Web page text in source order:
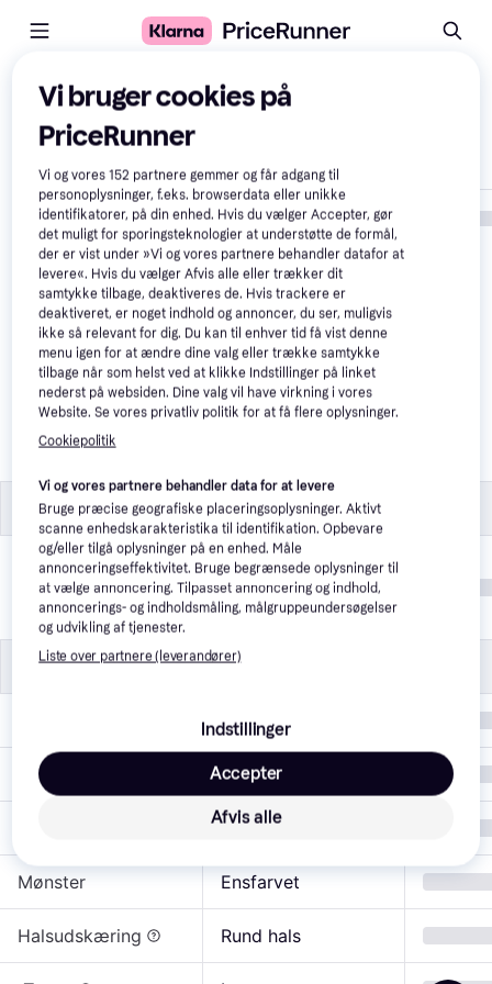
Sammenlign produkter
Vis kun forskelle
Selected Pullover
Slfgabriella Ls Knit New O-
Størrelse Størrelse
Størrelse (Small-
Large)
S, XL, XS, L, M
Produktegenskaber Produktegenskaber
Dame
Farve Grøn, Grå
Oversized, Løs
Mønster Ensfarvet
Halsudskæring Rund hals
Vi bruger cookies på
PriceRunner
Vi og vores152 partnere gemmer og får adgang til
personoplysninger, f.eks. browserdata eller unikke
identifikatorer, på din enhed. Hvis du vælger Accepter, gør
det muligt for sporingsteknologier at understøtte de formål,
der er vist under »Vi og vores partnere behandler datafor at
levere«. Hvis du vælger Afvis alle eller trækker dit
samtykke tilbage, deaktiveres de. Hvis trackere er
deaktiveret, er noget indhold og annoncer, du ser, muligvis
ikke så relevant for dig. Du kan til enhver tid få vist denne
menu igen for at ændre dine valg eller trække samtykke
tilbage når som helst ved at klikke Indstillinger på linket
nederst på websiden. Dine valg vil have virkning i vores
Website. Se vores privatliv politik for at få flere oplysninger.
Cookiepolitik
Vi og vores partnere behandler data for at levere
Bruge præcise geografiske placeringsoplysninger. Aktivt
scanne enhedskarakteristika til identifikation. Opbevare
og/eller tilgå oplysninger på en enhed. Måle
annonceringseffektivitet. Bruge begrænsede oplysninger til
at vælge annoncering. Tilpasset annoncering og indhold,
annoncerings- og indholdsmåling, målgruppeundersøgelser
og udvikling af tjenester.
Liste over partnere (leverandører)
Indstillinger
Afvis alle
Accepter